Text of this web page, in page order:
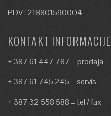
PDV : 218801590004
KONTAKT INFORMACIJE
+ 387 61 447 787 – prodaja
+ 387 61 745 245 – servis
+ 387 32 558 588 – tel / fax